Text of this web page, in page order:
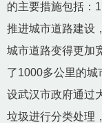
的主要措施包括：
推进城市道路建设
城市道路变得更加
了1000多公里的城
设武汉市政府通过
垃圾进行分类处理